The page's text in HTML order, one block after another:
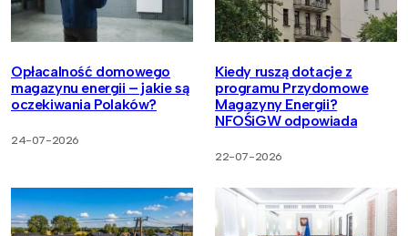
Opłacalność domowego
magazynu energii – jakie są
oczekiwania Polaków?
24-07-2026
Kiedy ruszą dotacje z
programu Przydomowe
Magazyny Energii?
NFOŚiGW odpowiada
22-07-2026